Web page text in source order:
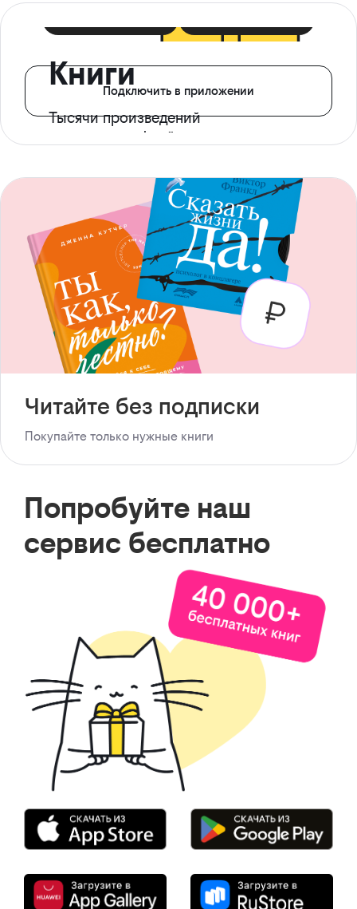
Книги
Тысячи произведений
с доступом офлайн
Подключить в приложении
Читайте без подписки
Покупайте только нужные книги
Попробуйте наш
сервис бесплатно